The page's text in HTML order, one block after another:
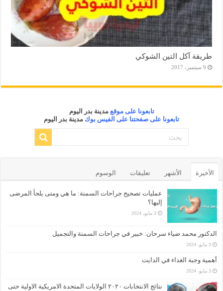
طريقة آكل التين الشوكي
9 سبتمبر، 2017
تابعونا على موقع مدينة بدر اليوم
تابعونا على صفحتنا على الفيس بوك مدينة بدر اليوم
الأخيرة الأشهر تعليقات الوسوم
عمليات تصحيح جراحات السمنة: ما هي ومتى يلجأ المرضى
إليها؟
3 مايو، 2024
الدكتور محمد ضياء سرحان: خبير في جراحات السمنة والتجميل
3 مايو، 2024
أهمية وجبة الغداء في الدايت
3 مايو، 2024
نتائج الانتخابات ٢٠٢٠ الولايات المتحدة الامريكية الاولية حتى